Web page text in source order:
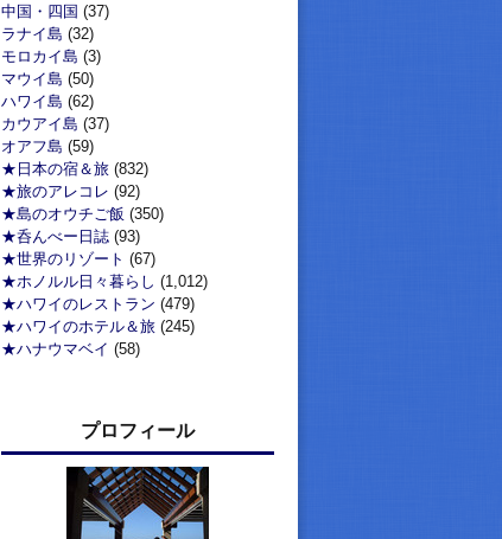
中国・四国 (37)
ラナイ島 (32)
モロカイ島 (3)
マウイ島 (50)
ハワイ島 (62)
カウアイ島 (37)
オアフ島 (59)
★日本の宿＆旅 (832)
★旅のアレコレ (92)
★島のオウチご飯 (350)
★呑んべー日誌 (93)
★世界のリゾート (67)
★ホノルル日々暮らし (1,012)
★ハワイのレストラン (479)
★ハワイのホテル＆旅 (245)
★ハナウマベイ (58)
プロフィール